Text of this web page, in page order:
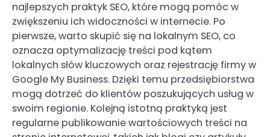
najlepszych praktyk SEO, które mogą pomóc w
zwiększeniu ich widoczności w internecie. Po
pierwsze, warto skupić się na lokalnym SEO, co
oznacza optymalizację treści pod kątem
lokalnych słów kluczowych oraz rejestrację firmy w
Google My Business. Dzięki temu przedsiębiorstwa
mogą dotrzeć do klientów poszukujących usług w
swoim regionie. Kolejną istotną praktyką jest
regularne publikowanie wartościowych treści na